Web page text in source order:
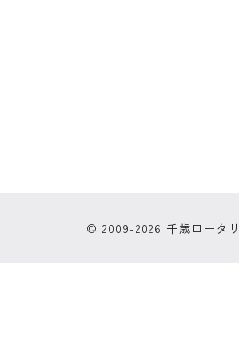
© 2009-2026 千歳ロータ